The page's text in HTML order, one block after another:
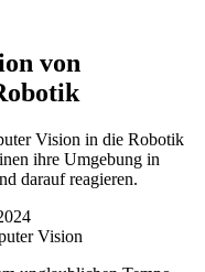
von
Vision in die Robotik
ihre Umgebung in
darauf reagieren.